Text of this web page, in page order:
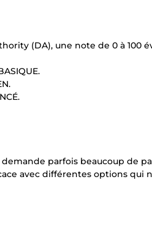
(DA), une note de 0 à 100
parfois beaucoup de
avec différentes options